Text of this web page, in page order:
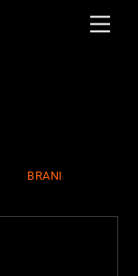
BRANI